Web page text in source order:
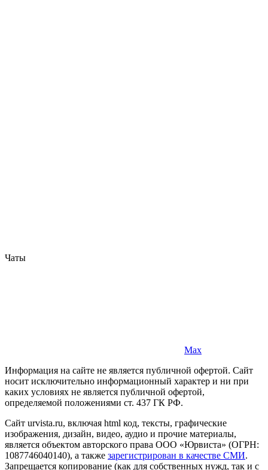
Чаты
Max
Информация на сайте не является публичной офертой. Cайт
носит исключительно информационный характер и ни при
каких условиях не является публичной офертой,
определяемой положениями ст. 437 ГК РФ.
Сайт urvista.ru, включая html код, тексты, графические
изображения, дизайн, видео­, аудио­ и прочие материалы,
является объектом авторского права ООО «Юрвиста» (ОГРН:
1087746040140), а также зарегистрирован в качестве СМИ.
Запрещается копирование (как для собственных нужд, так и с